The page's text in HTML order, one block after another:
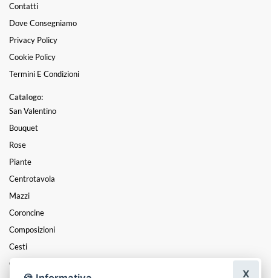
Contatti
Dove Consegniamo
Privacy Policy
Cookie Policy
Termini E Condizioni
Catalogo:
San Valentino
Bouquet
Rose
Piante
Centrotavola
Mazzi
Coroncine
Composizioni
Cesti
Cuori
X